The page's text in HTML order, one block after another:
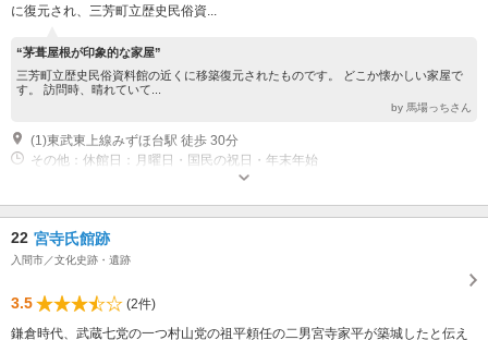
に復元され、三芳町立歴史民俗資...
“茅葺屋根が印象的な家屋”
三芳町立歴史民俗資料館の近くに移築復元されたものです。 どこか懐かしい家屋で
す。 訪問時、晴れていて...
by 馬場っちさん
(1)東武東上線みずほ台駅 徒歩 30分
その他：休館日：月曜日・国民の祝日・年末年始
22 宮寺氏館跡
入間市／文化史跡・遺跡
3.5
(2件)
鎌倉時代、武蔵七党の一つ村山党の祖平頼任の二男宮寺家平が築城したと伝え